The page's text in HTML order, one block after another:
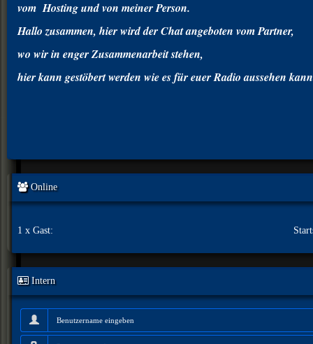
vom Hosting und von meiner Person.
Hallo zusammen, hier wird der Chat angeboten vom Partner,
wo wir in enger Zusammenarbeit stehen,
hier kann gestöbert werden wie es für euer Radio aussehen kann
Online
1 x Gast:
Intern